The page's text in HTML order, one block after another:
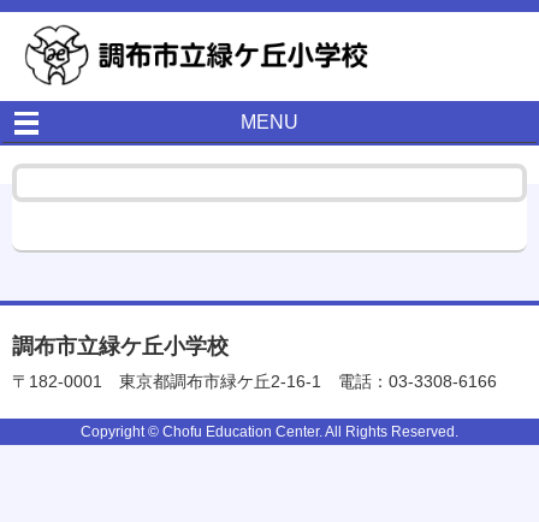
MENU
調布市立緑ケ丘小学校
〒182-0001 東京都調布市緑ケ丘2-16-1 電話：03-3308-6166
Copyright © Chofu Education Center. All Rights Reserved.